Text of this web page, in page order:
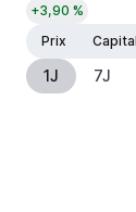
+3,90 %
Prix
1J 7J